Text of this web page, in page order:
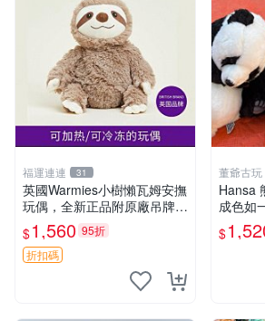
福運連連 31
英國Warmies小樹懶瓦姆安撫
玩偶，全新正品附原廠吊牌與
防塵袋，內藏薰衣草可加熱，
適合各個年齡層，冷暖兩用享
受抱抱樂趣，不容錯過嚴選好
$1,560 95折
折扣碼
董爺古玩
Hansa
成色如
心 熊
$